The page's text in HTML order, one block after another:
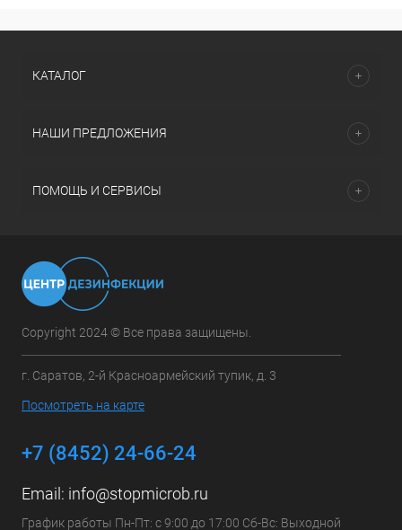
КАТАЛОГ
НАШИ ПРЕДЛОЖЕНИЯ
ПОМОЩЬ И СЕРВИСЫ
Copyright 2024 © Все права защищены.
г. Саратов, 2-й Красноармейский тупик, д. 3
Посмотреть на карте
+7 (8452) 24-66-24
Email: info@stopmicrob.ru
График работы Пн-Пт: с 9:00 до 17:00 Сб-Вс: Выходной